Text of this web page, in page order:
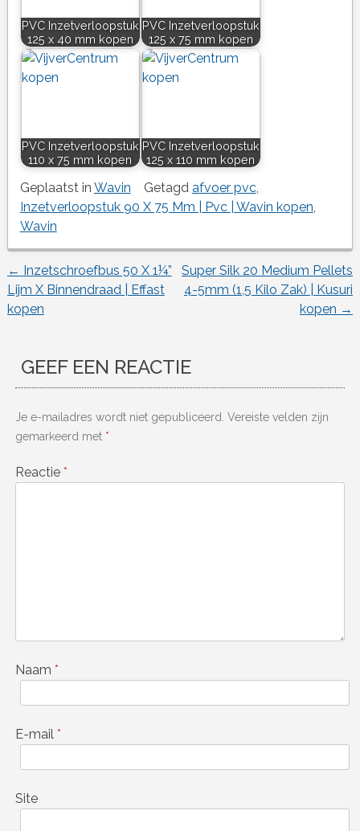
PVC Inzetverloopstuk
125 x 40 mm kopen
PVC Inzetverloopstuk
125 x 75 mm kopen
PVC Inzetverloopstuk
110 x 75 mm kopen
PVC Inzetverloopstuk
125 x 110 mm kopen
Geplaatst in Wavin Getagd afvoer pvc,
Inzetverloopstuk 90 X 75 Mm | Pvc | Wavin kopen
Wavin
Berichtnavigatie
← Inzetschroefbus 50 X 1¼”
Lijm X Binnendraad | Effast
kopen
Super Silk 20 Medium Pellets
4-5mm (1,5 Kilo Zak) | Kusuri
kopen →
GEEF EEN REACTIE
Je e-mailadres wordt niet gepubliceerd. Vereiste velden zijn
gemarkeerd met *
Reactie *
Naam *
E-mail *
Site